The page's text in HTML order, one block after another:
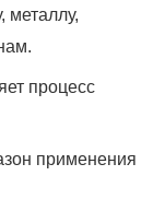
металлу,
процесс
применения